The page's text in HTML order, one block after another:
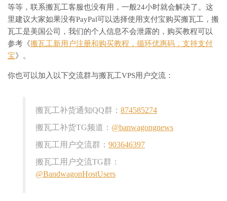
等等，联系搬瓦工客服也没有用，一般24小时就会解决了。这
里建议大家如果没有PayPal可以选择使用支付宝购买搬瓦工，搬
瓦工是美国公司，我们的个人信息不会泄露的，购买教程可以
参考《搬瓦工新用户注册和购买教程，循环优惠码，支持支付
宝》。
你也可以加入以下交流群与搬瓦工VPS用户交流：
搬瓦工补货通知QQ群： 874585274
搬瓦工补货TG频道： @banwagongnews
搬瓦工用户交流群： 903646397
搬瓦工用户交流TG群：
@BandwagonHostUsers